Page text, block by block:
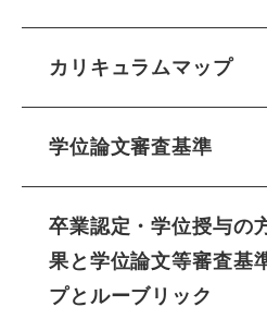
カリキュラムマップ
学位論文審査基準
卒業認定・学位授与の
果と学位論文等審査基
プとルーブリック